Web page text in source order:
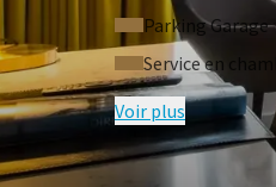
Parking Garage
Service en
Voir plus
Nos conditions